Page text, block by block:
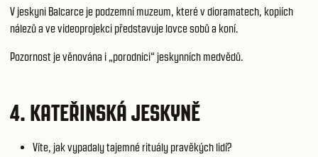
V jeskyni Balcarce je podzemní muzeum, které v dioramatech, kopiích
nálezů a ve videoprojekci představuje lovce sobů a koní.
Pozornost je věnována i „porodnici“ jeskynních medvědů.
4. KATEŘINSKÁJESKYNĚ
Víte, jak vypadaly tajemné rituály pravěkých lidí?